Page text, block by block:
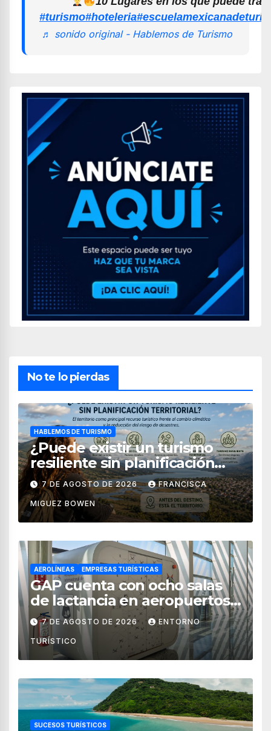
#turismo#hoteleria
♬ sonido original - Hablemos de Turismo
No te lo pierdas
HABLEMOS DE TURISMO
¿Puede existir un turismo
resiliente sin planificación
territorial?
7 DE AGOSTO DE 2026 FRANCISCA
MIGUEZ BOWEN
AEROLÍNEAS EMPRESAS TURÍSTICAS
GAP cuenta con ocho salas
de lactancia en aeropuertos
de México
7 DE AGOSTO DE 2026 ENTORNO
TURÍSTICO
SUCESOS TURÍSTICOS